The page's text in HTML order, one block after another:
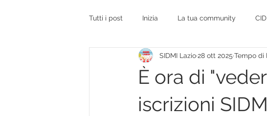
Tutti i post Inizia La tua community
SIDMI sito web position
È ora di
iscrizioni
SIDMI Lazio28 ott 2025 Tempo di